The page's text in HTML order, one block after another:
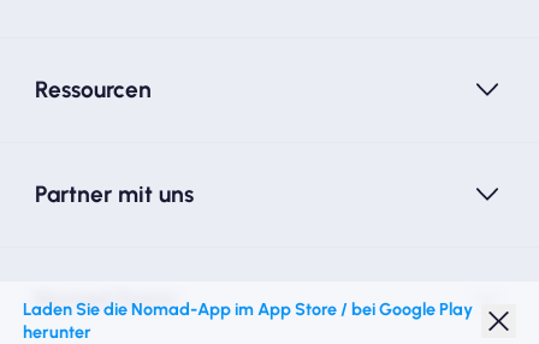
Ressourcen
Partner mit uns
Nomad Essim
Laden Sie die Nomad-App im App Store / bei Google Play
herunter